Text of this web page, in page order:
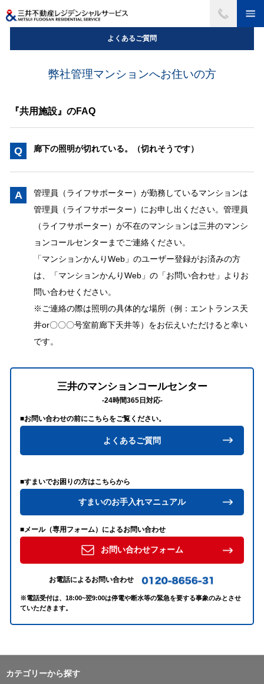
よくあるご質問
弊社管理マンションへお住いの方
『共用施設』のFAQ
Q 廊下の照明が切れている。（切れそうです）
A
管理員（ライフサポーター）が勤務しているマンションは
管理員（ライフサポーター）にお申し出ください。管理員
（ライフサポーター）が不在のマンションは三井のマンシ
ョンコールセンターまでご連絡ください。
「マンションかんりWeb」のユーザー登録がお済みの方
は、「マンションかんりWeb」の「お問い合わせ」よりお
問い合わせください。
※ご連絡の際は照明の具体的な場所（例：エントランス天
井or〇〇〇号室前廊下天井等）をお伝えいただけると幸い
です。
三井のマンションコールセンター
-24時間365日対応-
■お問い合わせの前にこちらをご覧ください。
よくあるご質問
■すまいでお困りの方はこちらから
すまいのお手入れマニュアル
■メール（専用フォーム）によるお問い合わせ
お問い合わせフォーム
お電話によるお問い合わせ
※電話受付は、18:00~翌9:00は停電や断水等の緊急を要する事象のみとさせ
ていただきます。
カテゴリーから探す